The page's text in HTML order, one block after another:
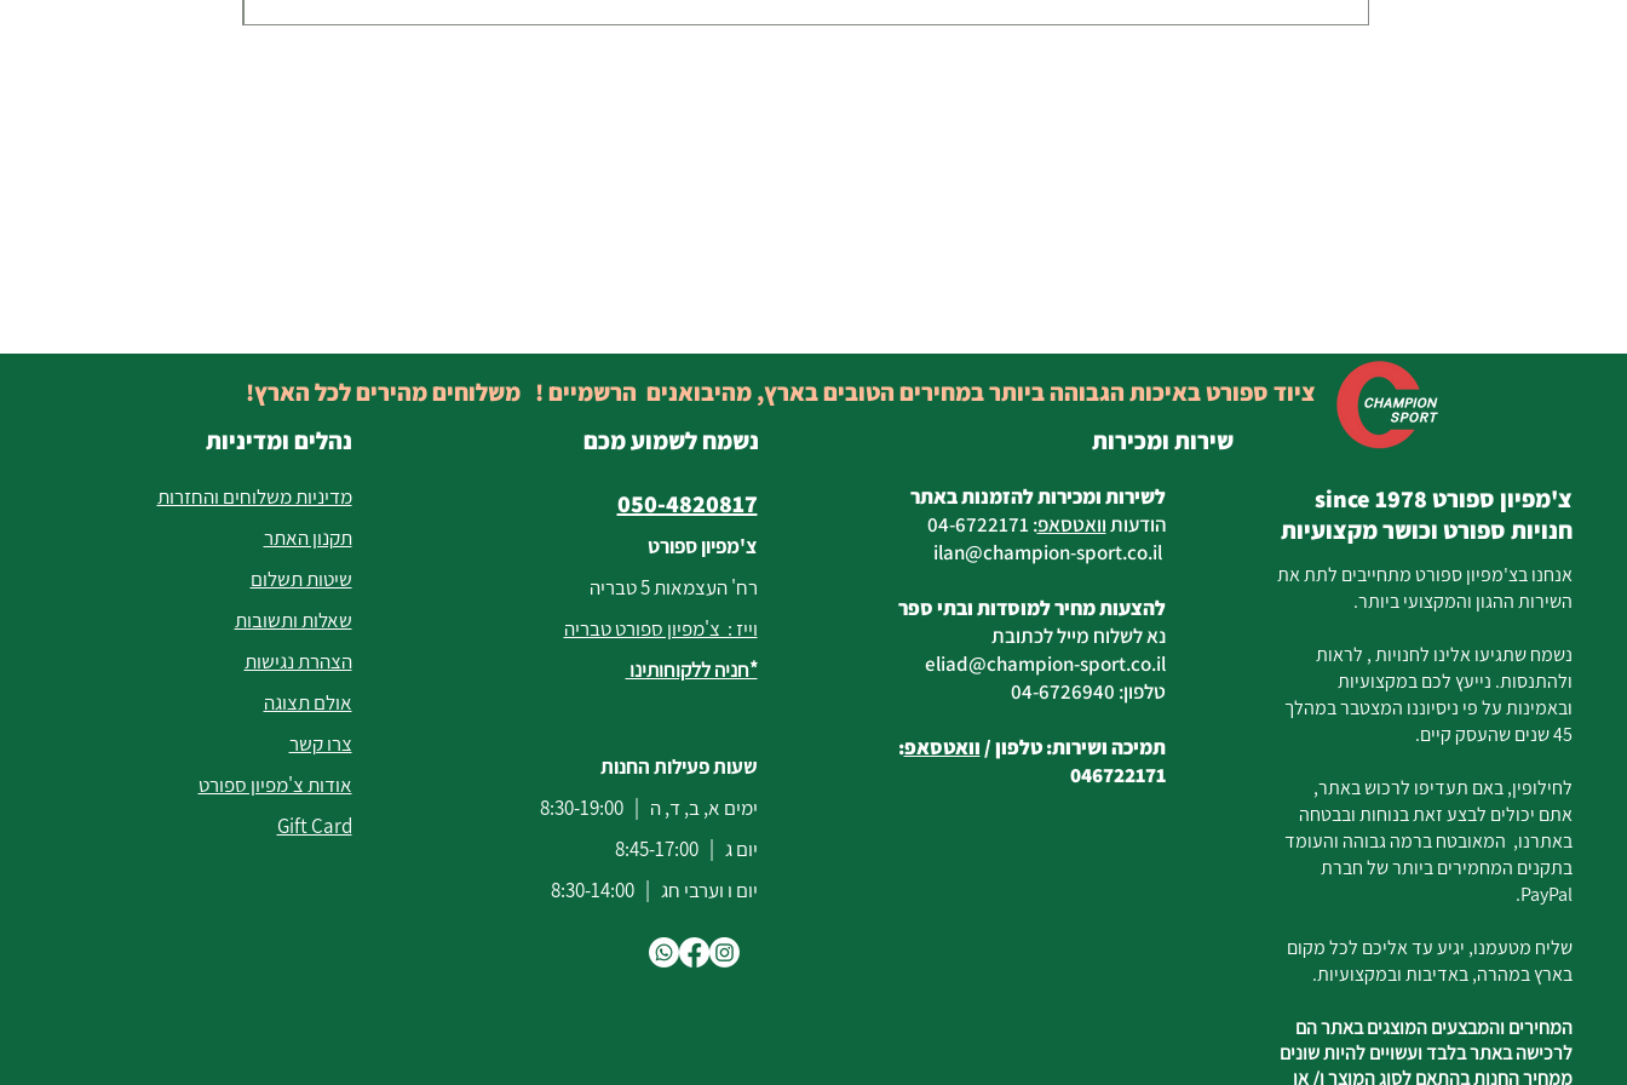
נהלים ומדיניות
מדיניות משלוחים והחזרות
תקנון האתר
שיטות תשלום
שאלות ותשובות
הצהרת נגישות
אולם תצוגה
צרו קשר
אודות צ'מפיון ספורט
Gift Card
נשמח לשמוע מכם
050-4820817
צ'מפיון ספורט
רח' העצמאות 5 טבריה
וייז : צ'מפיון ספורט טבריה
*חניה ללקוחותינו
שעות פעילות החנות
ימים א, ב, ד, ה | 8:30-19:00
יום ג | 8:45-17:00
יום ו וערבי חג | 8:30-14:00
לשירות ומכירות להזמנות באתר
הודעותוואטסאפ:
04-6722171
ilan
@champion-sport.co.il
להצעות מחיר למוסדות ובתי ספר
נא לשלוח מייל לכתובת
eliad@champion-sport.co.il
טלפון: 04-6726940
תמיכה ושירות: טלפון /וואטסאפ:
046722171
צ'מפיון ספורט since 1978
חנויות ספורט וכושר מקצועיות
אנחנו בצ'מפיון ספורט מתחייבים לתת את
השירות ההגון והמקצועי ביותר.
נשמח שתגיעו אלינו לחנויות , לראות
ולהתנסות. נייעץ לכם במקצועיות
ובאמינות על פי ניסיוננו המצטבר במהלך
45 שנים שהעסק קיים.
לחילופין, באם תעדיפו לרכוש באתר,
אתם יכולים לבצע זאת בנוחות ובבטחה
באתרנו, המאובטח ברמה גבוהה והעומד
בתקנים המחמירים ביותר של חברת
PayPal.
שליח מטעמנו, יגיע עד אליכם לכל מקום
בארץ במהרה, באדיבות ובמקצועיות.
המחירים והמבצעים המוצגים באתר הם
לרכישה באתר בלבד ועשויים להיות שונים
ממחיר החנות בהתאם לסוג המוצר ו/ או
שירות ומכירות
ציוד ספורט באיכות הגבוהה ביותר במחירים הטובים בארץ, מהיבואנים הרשמיים ! משלוחים מהירים לכל הארץ!